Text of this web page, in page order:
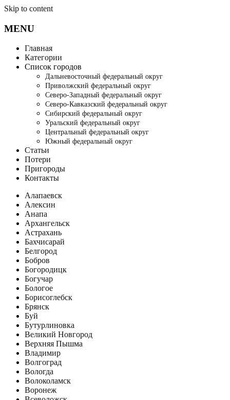
Skip to content
MENU
Главная
Категории
Список городов
Дальневосточный федеральный округ
Приволжский федеральный округ
Северо-Западный федеральный округ
Северо-Кавказский федеральный округ
Сибирский федеральный округ
Уральский федеральный округ
Центральный федеральный округ
Южный федеральный округ
Статьи
Потери
Пригороды
Контакты
Алапаевск
Алексин
Анапа
Архангельск
Астрахань
Бахчисарай
Белгород
Бобров
Богородицк
Богучар
Бологое
Борисоглебск
Брянск
Буй
Бутурлиновка
Великий Новгород
Верхняя Пышма
Владимир
Волгоград
Вологда
Волоколамск
Воронеж